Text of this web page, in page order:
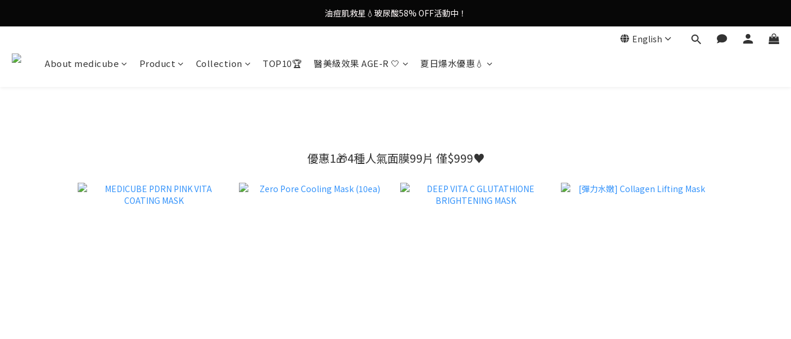
9in1多功能美容儀🌸護膚效果UP！
油痘肌救星💧玻尿酸58% OFF活動中！
9in1多功能美容儀🌸護膚效果UP！
English
About medicube Product Collection TOP10🏆 醫美級效果 AGE-R 🤍 夏日爆水優惠💧
優惠1🎁4種人氣面膜99片 僅$999♥️